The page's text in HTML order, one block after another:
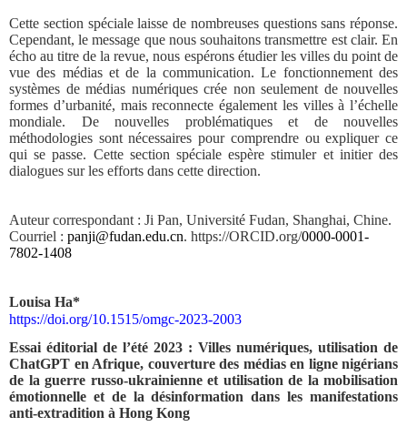
Cette section spéciale laisse de nombreuses questions sans réponse.
Cependant, le message que nous souhaitons transmettre est clair. En
écho au titre de la revue, nous espérons étudier les villes du point de
vue des médias et de la communication. Le fonctionnement des
systèmes de médias numériques crée non seulement de nouvelles
formes d’urbanité, mais reconnecte également les villes à l’échelle
mondiale. De nouvelles problématiques et de nouvelles
méthodologies sont nécessaires pour comprendre ou expliquer ce
qui se passe. Cette section spéciale espère stimuler et initier des
dialogues sur les efforts dans cette direction.
Auteur correspondant : Ji Pan, Université Fudan, Shanghai, Chine.
Courriel : panji@fudan.edu.cn. https://ORCID.org/0000-0001-
7802-1408
Louisa Ha*
https://doi.org/10.1515/omgc-2023-2003
Essai éditorial de l’été 2023 : Villes numériques, utilisation de
ChatGPT en Afrique, couverture des médias en ligne nigérians
de la guerre russo-ukrainienne et utilisation de la mobilisation
émotionnelle et de la désinformation dans les manifestations
anti-extradition à Hong Kong